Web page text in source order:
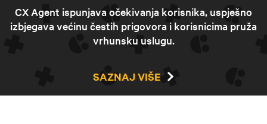
CX Agent ispunjava očekivanja korisnika, uspješno
izbjegava većinu čestih prigovora i korisnicima pruža
vrhunsku uslugu.
SAZNAJ VIŠE